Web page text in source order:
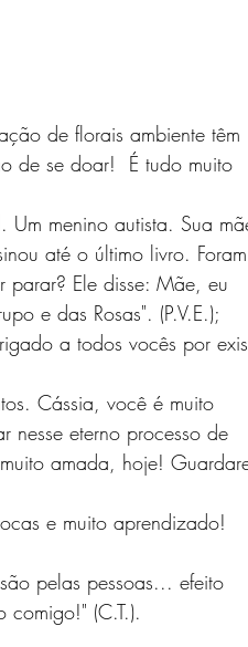
de se doar!  É tudo muito
até o último livro.
parar? Ele disse: Mãe, eu
e das Rosas". (P.V.E.);
nesse eterno processo de
amada, hoje!
comigo!" (C.T.).